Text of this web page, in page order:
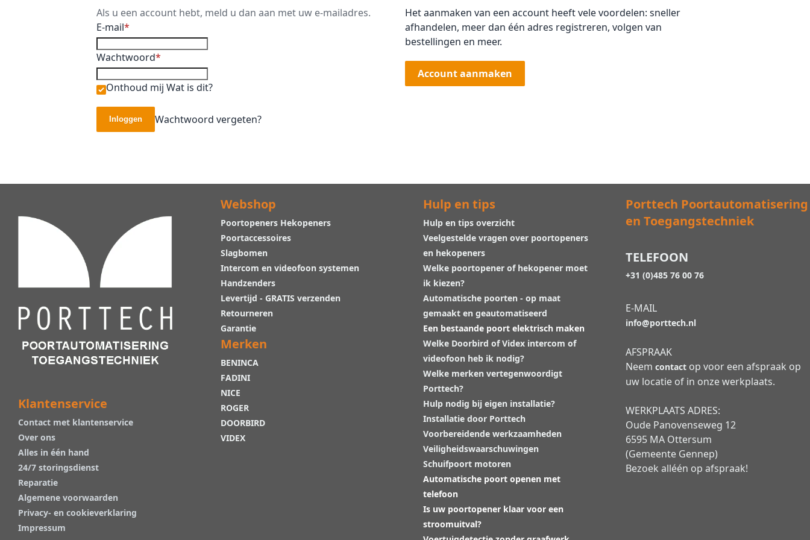
Als u een account hebt, meld u dan aan met uw e-mailadres.
E-mail
Wachtwoord
Onthoud mij Wat is dit?
Inloggen Wachtwoord vergeten?
Het aanmaken van een account heeft vele voordelen: sneller
afhandelen, meer dan één adres registreren, volgen van
bestellingen en meer.
Account aanmaken
Klantenservice
Contact met klantenservice
Over ons
Alles in één hand
24/7 storingsdienst
Reparatie
Algemene voorwaarden
Privacy- en cookieverklaring
Impressum
Webshop
Poortopeners Hekopeners
Poortaccessoires
Slagbomen
Intercom en videofoon systemen
Handzenders
Levertijd - GRATIS verzenden
Retourneren
Garantie
Merken
BENINCA
FADINI
NICE
ROGER
DOORBIRD
VIDEX
Hulp en tips
Hulp en tips overzicht
Veelgestelde vragen over poortopeners
en hekopeners
Welke poortopener of hekopener moet
ik kiezen?
Automatische poorten - op maat
gemaakt en geautomatiseerd
Een bestaande poort elektrisch maken
Welke Doorbird of Videx intercom of
videofoon heb ik nodig?
Welke merken vertegenwoordigt
Porttech?
Hulp nodig bij eigen installatie?
Installatie door Porttech
Voorbereidende werkzaamheden
Veiligheidswaarschuwingen
Schuifpoort motoren
Automatische poort openen met
telefoon
Is uw poortopener klaar voor een
stroomuitval?
Porttech Poortautomatisering
en Toegangstechniek
TELEFOON
+31 (0)485 76 00 76
E-MAIL
info@porttech.nl
AFSPRAAK
Neem contact op voor een afspraak op
uw locatie of in onze werkplaats.
WERKPLAATS ADRES:
Oude Panovenseweg 12
6595 MA Ottersum
(Gemeente Gennep)
Bezoek alléén op afspraak!